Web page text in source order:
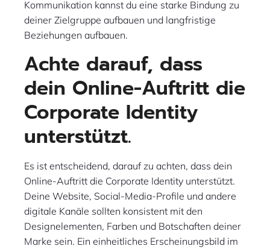
Kommunikation kannst du eine starke Bindung zu
deiner Zielgruppe aufbauen und langfristige
Beziehungen aufbauen.
Achte darauf, dass
dein Online-Auftritt die
Corporate Identity
unterstützt.
Es ist entscheidend, darauf zu achten, dass dein
Online-Auftritt die Corporate Identity unterstützt.
Deine Website, Social-Media-Profile und andere
digitale Kanäle sollten konsistent mit den
Designelementen, Farben und Botschaften deiner
Marke sein. Ein einheitliches Erscheinungsbild im